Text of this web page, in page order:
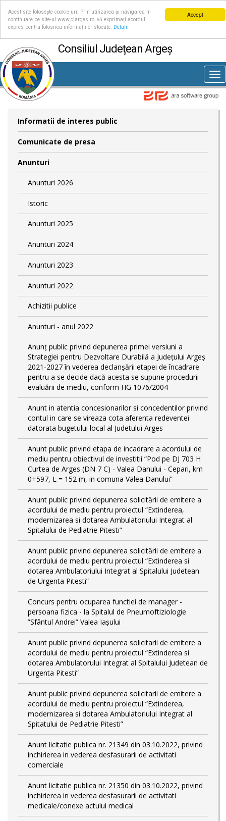
Accept
Acest site folosește cookie-uri. Prin utilizarea și navigarea în
continuare pe site-ul www.cjarges.ro, vă exprimați acordul
expres pentru folosirea informațiilor stocate.
Detalii
Consiliul Județean Argeș
Informatii de interes public
Comunicate de presa
Anunturi
Anunturi 2026
Istoric
Anunturi 2025
Anunturi 2024
Anunturi 2023
Anunturi 2022
Achizitii publice
Anunturi - anul 2022
Anunț public privind depunerea primei versiuni a
Strategiei pentru Dezvoltare Durabilă a Județului Argeș
2021-2027 în vederea declanșării etapei de încadrare
pentru a se decide dacă acesta se supune procedurii
evaluării de mediu, conform HG 1076/2004
Anunt in atentia concesionarilor si concedentilor privind
contul in care se vireaza cota aferenta redeventei
datorata bugetului local al Judetului Arges
Anunt public privind etapa de incadrare a acordului de
mediu pentru obiectivul de investitii “Pod pe DJ 703 H
Curtea de Arges (DN 7 C) - Valea Danului - Cepari, km
0+597, L = 152 m, in comuna Valea Danului”
Anunt public privind depunerea solicitării de emitere a
acordului de mediu pentru proiectul “Extinderea,
modernizarea si dotarea Ambulatoriului Integrat al
Spitalului de Pediatrie Pitesti”
Anunt public privind depunerea solicitării de emitere a
acordului de mediu pentru proiectul “Extinderea si
dotarea Ambulatoriului Integrat al Spitalului Judetean
de Urgenta Pitesti”
Concurs pentru ocuparea functiei de manager -
persoana fizica - la Spitalul de Pneumoftiziologie
”Sfântul Andrei” Valea Iașului
Anunt public privind depunerea solicitarii de emitere a
acordului de mediu pentru proiectul “Extinderea si
dotarea Ambulatorului Integrat al Spitalului Judetean de
Urgenta Pitesti”
Anunt public privind depunerea solicitarii de emitere a
acordului de mediu pentru proiectul “Extinderea,
modernizarea si dotarea Ambulatoriului Integrat al
Spitatului de Pediatrie Pitesti”
Anunt licitatie publica nr. 21349 din 03.10.2022, privind
inchirierea in vederea desfasurarii de activitati
comerciale
Anunt licitatie publica nr. 21350 din 03.10.2022, privind
inchirierea in vederea desfasurarii de activitati
medicale/conexe actului medical